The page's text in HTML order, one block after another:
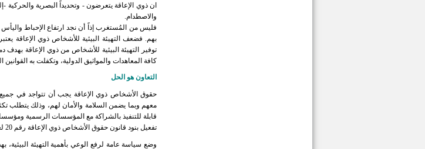
ان ذوي الإعاقة يتعرضون - وتحديداً البصریة
والاصطدام.
فليس من المُستغرب إذاً أن نجد ارتفاع الإحباط
بهم. فضعف التهيئة البيئية للأشخاص ذوي الإعاقة
توفير التهيئة البيئية للأشخاص من ذوي الإعاقة
كافة المعاهدات والمواثيق الدولية، وتكفلت به القوانين
التعاون هو الحل
حقوق الأشخاص ذوي الإعاقة يجب أن تتواجد في جميع
معهم وبما يضمن السلامة والأمان لهم، وذلك يتطلب
قابلة للتنفيذ بالشراكة مع المؤسسات الرسمية
تفعيل بنود قانون حقوق الأشخاص ذوي الإعاقة رقم 20 لعام 2017 مع التركيز على المادة 33 والتي تضمن التهيئة البيئية.
وضع سياسة عامة لرفع الوعي بأھمیة التھیئة